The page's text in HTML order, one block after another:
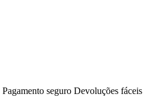
Pagamento seguro Devoluções fáceis